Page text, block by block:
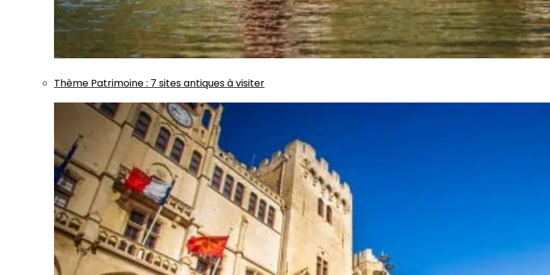
Thème Patrimoine: 7 sites antiques à visiter